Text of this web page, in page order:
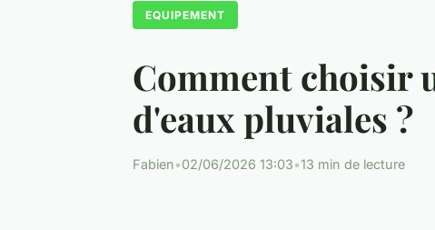
EQUIPEMENT
Comment choisir
d'eaux pluviales ?
Fabien•02/06/2026 13:03•13 min de lecture